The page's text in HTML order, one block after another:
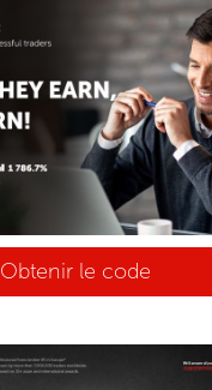
Obtenir le code